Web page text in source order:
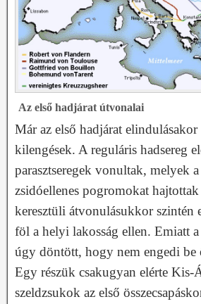
Az első hadjárat útvonalai
Már az első hadjárat
kilengések. A reguláris hadsereg
parasztseregek vonultak, melyek
zsidóellenes pogromokat
keresztüli átvonulásukkor szintén
föl a helyi lakosság ellen. Emiatt a
úgy döntött, hogy nem engedi be
Egy részük csakugyan elérte Kis-
szeldzsukok az első